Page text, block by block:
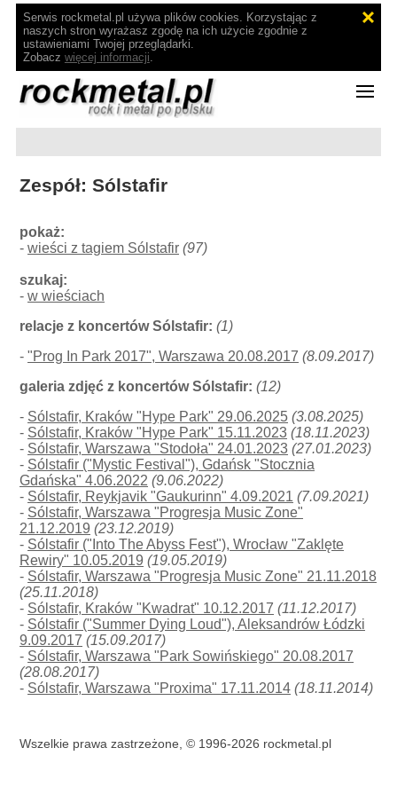
Serwis rockmetal.pl używa plików cookies. Korzystając z
naszych stron wyrażasz zgodę na ich użycie zgodnie z
ustawieniami Twojej przeglądarki.
Zobacz więcej informacji.
Zespół: Sólstafir
pokaż:
-wieści z tagiem Sólstafir (97)
szukaj:
-w wieściach
relacje z koncertów Sólstafir: (1)
-"Prog In Park 2017", Warszawa 20.08.2017 (8.09.2017)
galeria zdjęć z koncertów Sólstafir: (12)
- Sólstafir, Kraków "Hype Park" 29.06.2025 (3.08.2025)
- Sólstafir, Kraków "Hype Park" 15.11.2023 (18.11.2023)
- Sólstafir, Warszawa "Stodoła" 24.01.2023 (27.01.2023)
- Sólstafir ("Mystic Festival"), Gdańsk "Stocznia
Gdańska" 4.06.2022 (9.06.2022)
- Sólstafir, Reykjavik "Gaukurinn" 4.09.2021 (7.09.2021)
- Sólstafir, Warszawa "Progresja Music Zone"
21.12.2019 (23.12.2019)
- Sólstafir ("Into The Abyss Fest"), Wrocław "Zaklęte
Rewiry" 10.05.2019 (19.05.2019)
- Sólstafir, Warszawa "Progresja Music Zone" 21.11.2018
(25.11.2018)
- Sólstafir, Kraków "Kwadrat" 10.12.2017 (11.12.2017)
- Sólstafir ("Summer Dying Loud"), Aleksandrów Łódzki
9.09.2017 (15.09.2017)
- Sólstafir, Warszawa "Park Sowińskiego" 20.08.2017
(28.08.2017)
- Sólstafir, Warszawa "Proxima" 17.11.2014 (18.11.2014)
Wszelkie prawa zastrzeżone, © 1996-2026 rockmetal.pl